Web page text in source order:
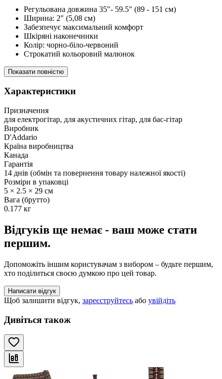
Регульована довжина 35"- 59.5" (89 - 151 см)
Ширина: 2" (5,08 см)
Забезпечує максимальний комфорт
Шкіряні наконечники
Колір: чорно-біло-червоний
Строкатий кольоровий малюнок
Показати повністю
Характеристики
Призначення
для електрогітар, для акустичних гітар, для бас-гітар
Виробник
D'Addario
Країна виробництва
Канада
Гарантія
14 днів (обмін та повернення товару належної якості)
Розміри в упаковці
5 × 2.5 × 29 см
Вага (брутто)
0.177 кг
Відгуків ще немає - ваш може стати
першим.
Допоможіть іншим користувачам з вибором – будьте першим,
хто поділиться своєю думкою про цей товар.
Написати відгук
Щоб залишити відгук, зареєструйтесь або увійдіть
Дивіться також